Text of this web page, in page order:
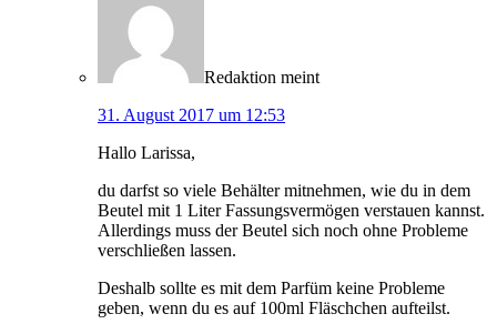
Redaktion meint
31. August 2017 um 12:53
Hallo Larissa,
du darfst so viele Behälter mitnehmen, wie du in dem
Beutel mit 1 Liter Fassungsvermögen verstauen kannst.
Allerdings muss der Beutel sich noch ohne Probleme
verschließen lassen.
Deshalb sollte es mit dem Parfüm keine Probleme
geben, wenn du es auf 100ml Fläschchen aufteilst.